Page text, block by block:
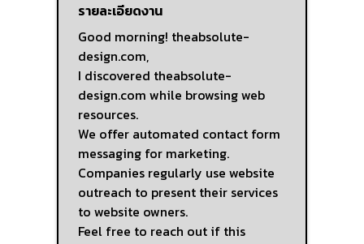
รายละเอียดงาน
Good morning! theabsolute-
design.com,
I discovered theabsolute-
design.com while browsing web
resources.
We offer automated contact form
messaging for marketing.
Companies regularly use website
outreach to present their services
to website owners.
Feel free to reach out if this